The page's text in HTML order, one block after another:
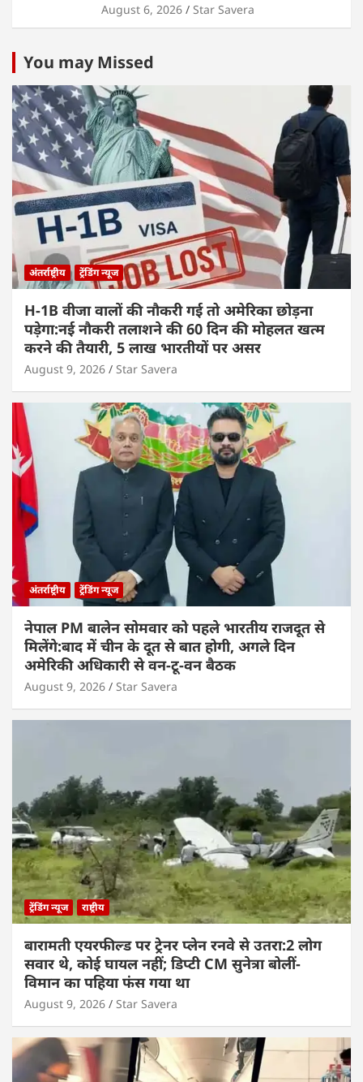
August 6, 2026 Star Savera
You may Missed
अंतर्राष्ट्रीय ट्रेंडिंग न्यूज
H-1B वीजा वालों की नौकरी गई तो अमेरिका छोड़ना
पड़ेगा:नई नौकरी तलाशने की 60 दिन की मोहलत खत्म
करने की तैयारी, 5 लाख भारतीयों पर असर
August 9, 2026 Star Savera
अंतर्राष्ट्रीय ट्रेंडिंग न्यूज
नेपाल PM बालेन सोमवार को पहले भारतीय राजदूत से
मिलेंगे:बाद में चीन के दूत से बात होगी, अगले दिन
अमेरिकी अधिकारी से वन-टू-वन बैठक
August 9, 2026 Star Savera
ट्रेंडिंग न्यूज राष्ट्रीय
बारामती एयरफील्ड पर ट्रेनर प्लेन रनवे से उतरा:2 लोग
सवार थे, कोई घायल नहीं; डिप्टी CM सुनेत्रा बोलीं-
विमान का पहिया फंस गया था
August 9, 2026 Star Savera